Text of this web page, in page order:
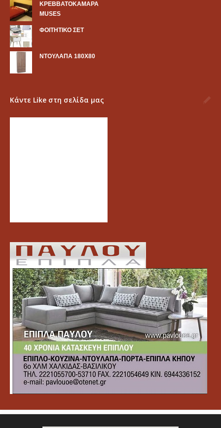
KΡΕΒΒΑΤΟΚΑΜΑΡΑ
MUSES
ΦΟΙΤΗΤΙΚΟ ΣΕΤ
ΝΤΟΥΛΑΠΑ 180Χ80
Κάντε Like στη σελίδα μας